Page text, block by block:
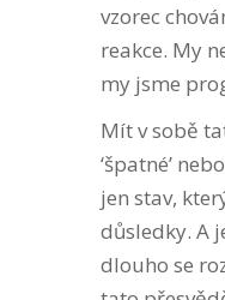
vzorec
reakce. My
my jsme
Mít v sobě
‘špatné’
jen stav,
důsledky. A
dlouho se